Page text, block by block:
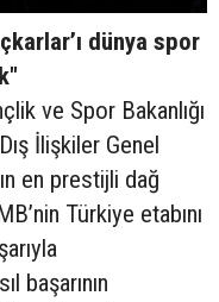
dünya spor
ve Spor Bakanlığı
İlişkiler Genel
en prestijli dağ
Türkiye etabını
başarının